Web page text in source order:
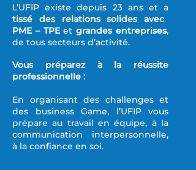
L’UFIP existe depuis 23 ans et a
tissé des relations solides avec
PME – TPEetgrandes entreprises,
de tous secteurs d’activité.
Vous préparez à la réussite
professionnelle :
En organisant des challenges et
des business Game, l’UFIP vous
prépare au travail en équipe, à la
communication interpersonnelle,
à la confiance en soi.